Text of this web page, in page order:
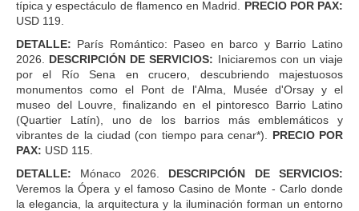
típica y espectáculo de flamenco en Madrid. PRECIO POR PAX:
USD 119.
DETALLE: París Romántico: Paseo en barco y Barrio Latino
2026. DESCRIPCIÓN DE SERVICIOS: Iniciaremos con un viaje
por el Río Sena en crucero, descubriendo majestuosos
monumentos como el Pont de l'Alma, Musée d'Orsay y el
museo del Louvre, finalizando en el pintoresco Barrio Latino
(Quartier Latín), uno de los barrios más emblemáticos y
vibrantes de la ciudad (con tiempo para cenar*). PRECIO POR
PAX: USD 115.
DETALLE: Mónaco 2026. DESCRIPCIÓN DE SERVICIOS:
Veremos la Ópera y el famoso Casino de Monte - Carlo donde
la elegancia, la arquitectura y la iluminación forman un entorno